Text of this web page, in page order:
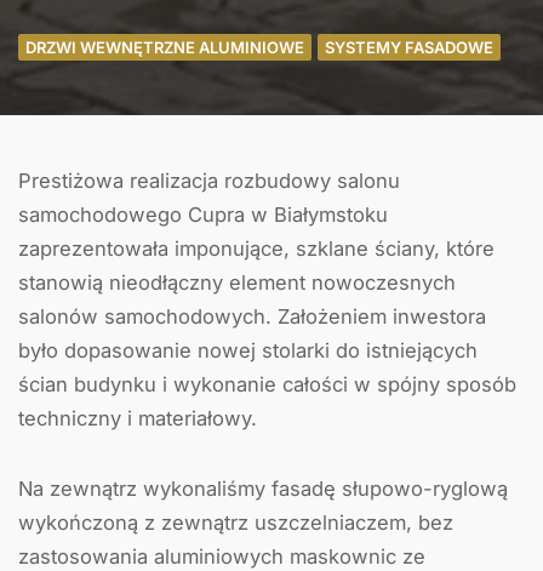
DRZWI WEWNĘTRZNE ALUMINIOWE SYSTEMY FASADOWE
Prestiżowa realizacja rozbudowy salonu
samochodowego Cupra w Białymstoku
zaprezentowała imponujące, szklane ściany, które
stanowią nieodłączny element nowoczesnych
salonów samochodowych. Założeniem inwestora
było dopasowanie nowej stolarki do istniejących
ścian budynku i wykonanie całości w spójny sposób
techniczny i materiałowy.
Na zewnątrz wykonaliśmy fasadę słupowo-ryglową
wykończoną z zewnątrz uszczelniaczem, bez
zastosowania aluminiowych maskownic ze